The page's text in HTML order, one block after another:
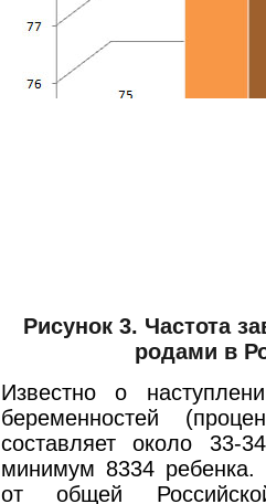
Рисунок 3. Частота
родами в
Известно о
беременностей
составляет около 33-
минимум 8334 ребенка.
от общей